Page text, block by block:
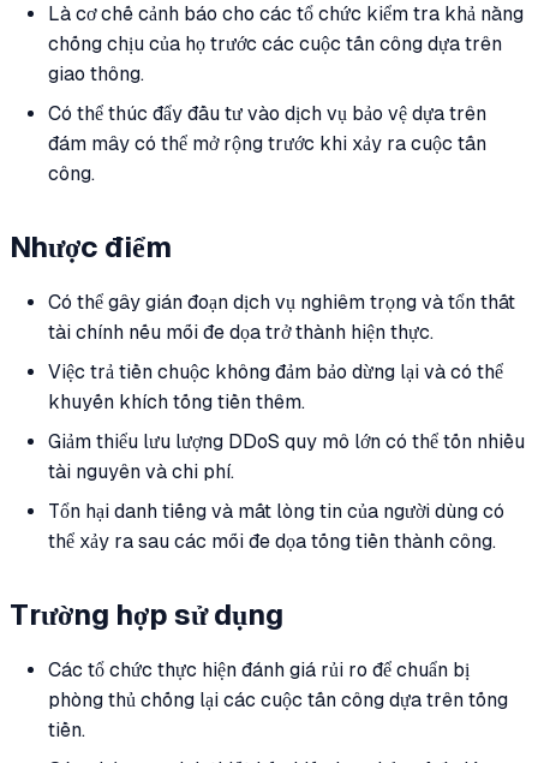
Là cơ chế cảnh báo cho các tổ chức kiểm tra khả năng
chống chịu của họ trước các cuộc tấn công dựa trên
giao thông.
Có thể thúc đẩy đầu tư vào dịch vụ bảo vệ dựa trên
đám mây có thể mở rộng trước khi xảy ra cuộc tấn
công.
Nhược điểm
Có thể gây gián đoạn dịch vụ nghiêm trọng và tổn thất
tài chính nếu mối đe dọa trở thành hiện thực.
Việc trả tiền chuộc không đảm bảo dừng lại và có thể
khuyến khích tống tiền thêm.
Giảm thiểu lưu lượng DDoS quy mô lớn có thể tốn nhiều
tài nguyên và chi phí.
Tổn hại danh tiếng và mất lòng tin của người dùng có
thể xảy ra sau các mối đe dọa tống tiền thành công.
Trường hợp sử dụng
Các tổ chức thực hiện đánh giá rủi ro để chuẩn bị
phòng thủ chống lại các cuộc tấn công dựa trên tống
tiền.